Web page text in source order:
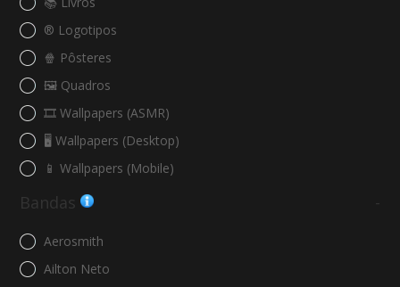
®️ Logotipos
🍿 Pôsteres
🖼️ Quadros
🎞️ Wallpapers (ASMR)
🖥️ Wallpapers (Desktop)
📱 Wallpapers (Mobile)
Bandas -
Aerosmith
Ailton Neto